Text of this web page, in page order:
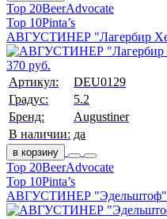
Top 20BeerAdvocate
Top 10Pinta’s
АВГУСТИНЕР "Лагербир
370 руб.
Артикул:
DEU0129
Градус:
5.2
Бренд:
Augustiner
В наличии: да
в корзину
Top 20BeerAdvocate
Top 10Pinta’s
АВГУСТИНЕР "Эдельштоф" /